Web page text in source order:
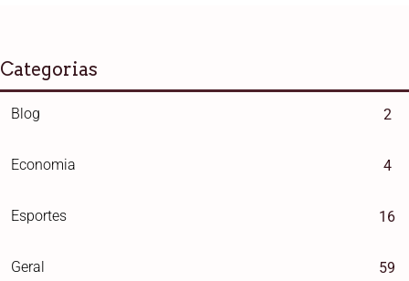
Categorias
Blog 2
Economia 4
Esportes 16
Geral 59